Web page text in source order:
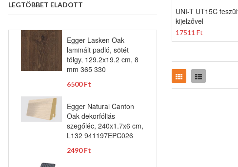
UNI-T UT15C
kijelzővel
17511 Ft
Rács Lista
LEGTÖBBET ELADOTT
Egger Lasken Oak
laminált padló, sötét
tölgy, 129.2x19.2 cm, 8
mm 365 330
6500 Ft
Egger Natural Canton
Oak dekorfóliás
szegőléc, 240x1.7x6 cm,
L132 941197EPC026
2490 Ft